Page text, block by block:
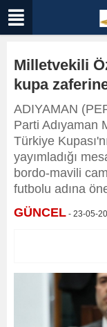
Milletvekili
kupa
ADIYAMAN
Parti Adıyaman
Türkiye
yayımladığı
bordo-mavili
futbolu adına
GÜNCEL - 23-05-